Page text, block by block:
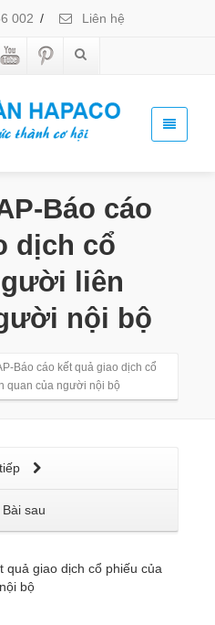
002 / Liên hệ
Báo cáo
dịch cổ
liên
nội bộ
Báo cáo kết quả giao dịch cổ
quan của người nội bộ
Bài sau
quả giao dịch cổ phiếu của
bộ